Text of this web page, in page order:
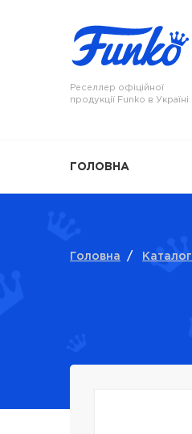
Реселлер офіційної
продукції Funko в Україні
ГОЛОВНА
Головна / Каталог